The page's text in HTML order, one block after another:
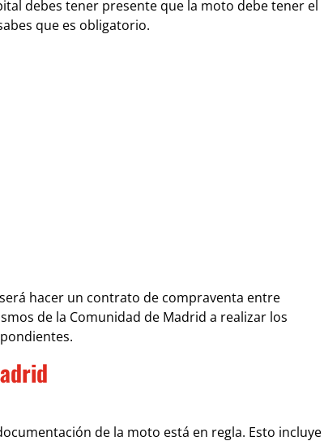
debes tener presente que la moto debe tener el
que es obligatorio.
hacer un contrato de compraventa entre
de la Comunidad de Madrid a realizar los
de la moto está en regla. Esto incluye